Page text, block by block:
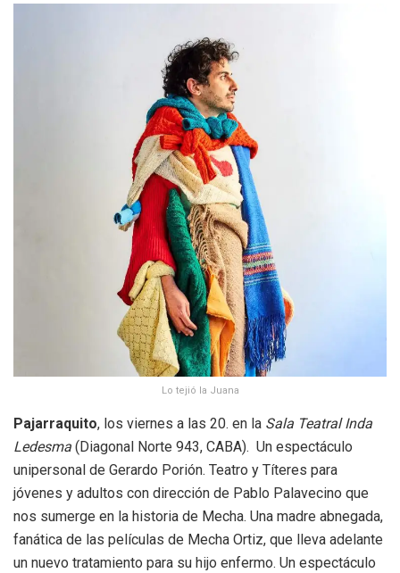
Lo tejió la Juana
Pajarraquito, los viernes a las 20. en la Sala Teatral Inda
Ledesma (Diagonal Norte 943, CABA). Un espectáculo
unipersonal de Gerardo Porión. Teatro y Títeres para
jóvenes y adultos con dirección de Pablo Palavecino que
nos sumerge en la historia de Mecha. Una madre abnegada,
fanática de las películas de Mecha Ortiz, que lleva adelante
un nuevo tratamiento para su hijo enfermo. Un espectáculo